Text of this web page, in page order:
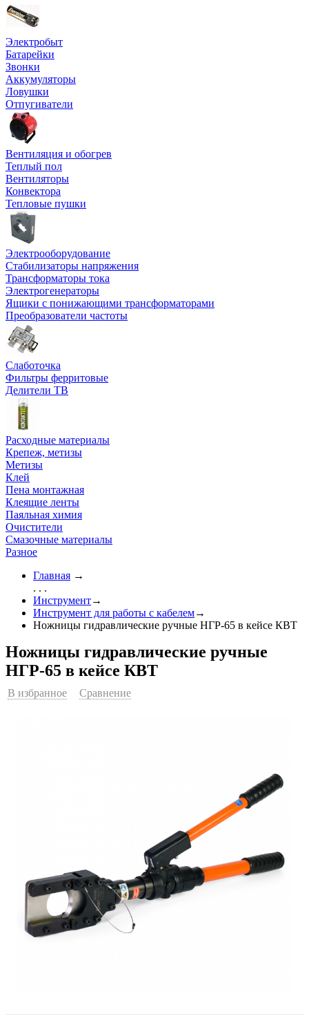
Электробыт
Батарейки
Звонки
Аккумуляторы
Ловушки
Отпугиватели
Вентиляция и обогрев
Теплый пол
Вентиляторы
Конвектора
Тепловые пушки
Электрооборудование
Стабилизаторы напряжения
Трансформаторы тока
Электрогенераторы
Ящики с понижающими трансформаторами
Преобразователи частоты
Слаботочка
Фильтры ферритовые
Делители ТВ
Расходные материалы
Крепеж, метизы
Метизы
Клей
Пена монтажная
Клеящие ленты
Паяльная химия
Очистители
Смазочные материалы
Разное
Главная →
. . .
Инструмент→
Инструмент для работы с кабелем→
Ножницы гидравлические ручные НГР-65 в кейсе КВТ
Ножницы гидравлические ручные
НГР-65 в кейсе КВТ
В избранное Сравнение